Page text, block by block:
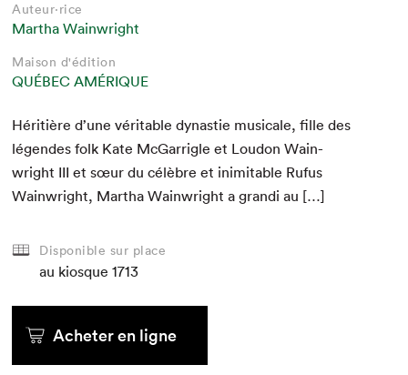
Auteur·rice
Martha Wainwright
Maison d'édition
QUÉBEC AMÉRIQUE
Héri­tière d’une véri­ta­ble dynas­tie musi­cale, fille des
légen­des folk Kate McGar­rigle et Loudon Wain­
wright III et sœur du célèbre et inim­itable Rufus
Wain­wright, Martha Wain­wright a gran­di au […]
Disponible sur place
au kiosque 1713
Acheter en ligne